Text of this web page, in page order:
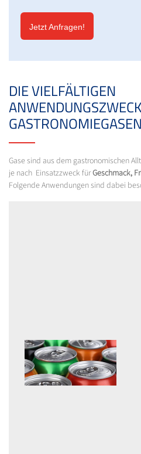
Jetzt Anfragen!
DIE VIELFÄLTIGEN
GASTRONOMIEGASEN
Gase sind aus dem gastronomischen
je nach Einsatzzweck fürGeschmack,
Folgende Anwendungen sind dabei